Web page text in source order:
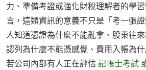
力、準備考證或強化財稅理解者的學
言，這類資訊的意義不只是「考一張
人知道憑證為什麼不能亂拿、股東往
認列為什麼不能憑感覺、費用入帳為
若公司內部有人正在評估記帳士考試